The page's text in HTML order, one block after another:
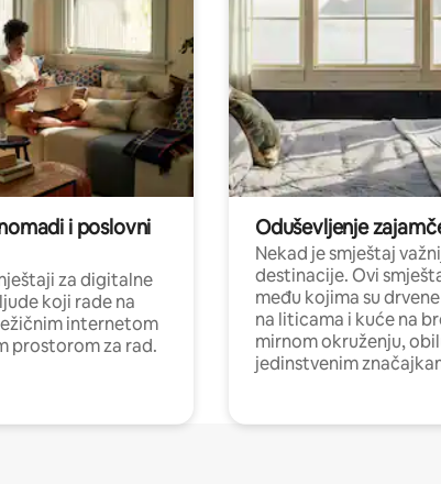
i poslovni
za digitalne
koji rade na
internetom
prostorom za rad.
Oduševljenje
Nekad je smještaj
destinacije. Ovi
među kojima su
na liticama i kuće na
mirnom okruženju,
jedinstvenim